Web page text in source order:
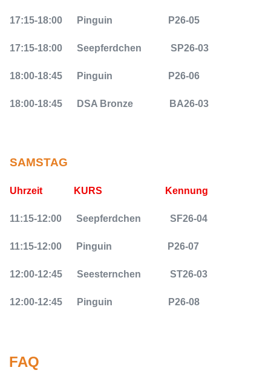
17:15-18:00 Pinguin P26-05
17:15-18:00 Seepferdchen SP26-03
18:00-18:45 Pinguin P26-06
18:00-18:45 DSA Bronze BA26-03
SAMSTAG
Uhrzeit KURS Kennung
11:15-12:00 Seepferdchen SF26-04
11:15-12:00 Pinguin P26-07
12:00-12:45 Seesternchen ST26-03
12:00-12:45 Pinguin P26-08
FAQ